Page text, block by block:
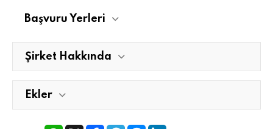
Başvuru Yerleri
Şirket Hakkında
Ekler